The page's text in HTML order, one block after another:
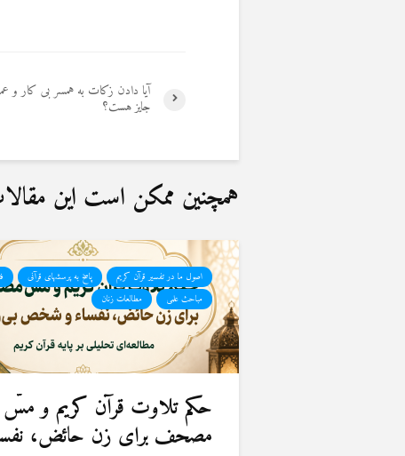
آیا دادن زکات به همسر بی کار و
جایز هست؟
همچنین ممکن است این
اصول ما در تفسیر قرآن کریم پاسخ به پرسشهای قرآنی
مباحث علمی
مطالعات زنان
حكم تلاوت قرآن كريم و مسّ
مصحف برای زن حائض،